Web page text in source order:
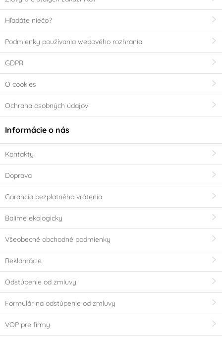
Hľadáte niečo?
Podmienky používania webového rozhrania
GDPR
O cookies
Ochrana osobných údajov
Informácie o nás
Kontakty
Doprava
Garancia bezplatného vrátenia
Balíme ekologicky
Všeobecné obchodné podmienky
Reklamácie
Odstúpenie od zmluvy
Formulár na odstúpenie od zmluvy
VOP pre firmy